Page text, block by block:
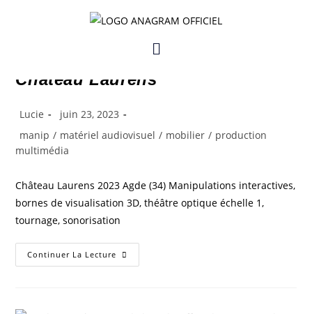
Château Laurens
Lucie
juin 23, 2023
manip / matériel audiovisuel / mobilier / production
multimédia
Château Laurens 2023 Agde (34) Manipulations interactives,
bornes de visualisation 3D, théâtre optique échelle 1,
tournage, sonorisation
Continuer La Lecture